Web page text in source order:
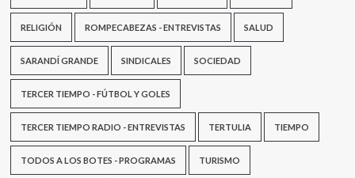
RELIGIÓN ROMPECABEZAS - ENTREVISTAS SALUD
SARANDÍ GRANDE SINDICALES SOCIEDAD
TERCER TIEMPO - FÚTBOL Y GOLES
TERCER TIEMPO RADIO - ENTREVISTAS TERTULIA TIEMPO
TODOS A LOS BOTES - PROGRAMAS TURISMO